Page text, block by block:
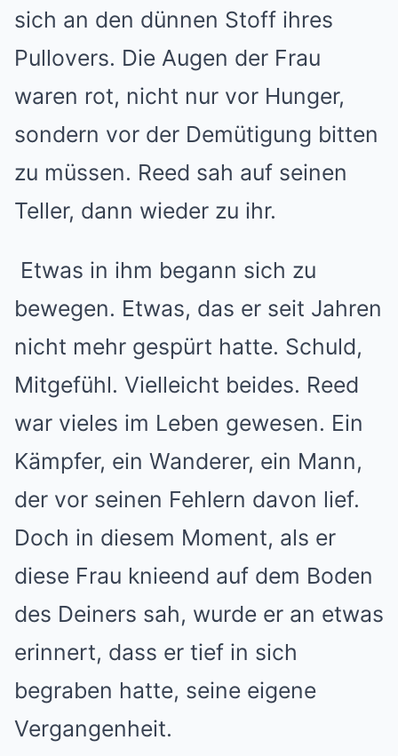
sich an den dünnen Stoff ihres
Pullovers. Die Augen der Frau
waren rot, nicht nur vor Hunger,
sondern vor der Demütigung bitten
zu müssen. Reed sah auf seinen
Teller, dann wieder zu ihr.
Etwas in ihm begann sich zu
bewegen. Etwas, das er seit Jahren
nicht mehr gespürt hatte. Schuld,
Mitgefühl. Vielleicht beides. Reed
war vieles im Leben gewesen. Ein
Kämpfer, ein Wanderer, ein Mann,
der vor seinen Fehlern davon lief.
Doch in diesem Moment, als er
diese Frau knieend auf dem Boden
des Deiners sah, wurde er an etwas
erinnert, dass er tief in sich
begraben hatte, seine eigene
Vergangenheit.